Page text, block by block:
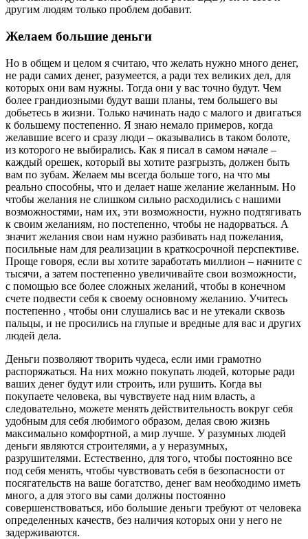
другим людям только проблем добавит.
Желаем большие деньги
Но в общем и целом я считаю, что желать нужно много денег,
не ради самих денег, разумеется, а ради тех великих дел, для
которых они вам нужны. Тогда они у вас точно будут. Чем
более грандиозными будут ваши планы, тем большего вы
добьетесь в жизни. Только начинать надо с малого и двигаться
к большему постепенно. Я знаю немало примеров, когда
желавшие всего и сразу люди – оказывались в таком болоте,
из которого не выбирались. Как я писал в самом начале –
каждый орешек, который вы хотите разгрызть, должен быть
вам по зубам. Желаем мы всегда больше того, на что мы
реально способны, что и делает наше желание желанным. Но
чтобы желания не слишком сильно расходились с нашими
возможностями, нам их, эти возможности, нужно подтягивать
к своим желаниям, но постепенно, чтобы не надорваться. А
значит желания свои нам нужно разбивать над пожелания,
посильные нам для реализации в краткосрочной перспективе.
Проще говоря, если вы хотите заработать миллион – начните с
тысячи, а затем постепенно увеличивайте свои возможности,
с помощью все более сложных желаний, чтобы в конечном
счете подвести себя к своему основному желанию. Учитесь
постепенно , чтобы они слушались вас и не утекали сквозь
пальцы, и не просились на глупые и вредные для вас и других
людей дела.
Деньги позволяют творить чудеса, если ими грамотно
распоряжаться. На них можно покупать людей, которые ради
ваших денег будут или строить, или рушить. Когда вы
покупаете человека, вы чувствуете над ним власть, а
следовательно, можете менять действительность вокруг себя
удобным для себя любимого образом, делая свою жизнь
максимально комфортной, а мир лучше. У разумных людей
деньги являются строителями, а у неразумных,
разрушителями. Естественно, для того, чтобы постоянно все
под себя менять, чтобы чувствовать себя в безопасности от
посягательств на ваше богатство, денег вам необходимо иметь
много, а для этого вы сами должны постоянно
совершенствоваться, ибо большие деньги требуют от человека
определенных качеств, без наличия которых они у него не
задерживаются.